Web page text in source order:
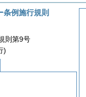
条例施行規則
則第9号
)